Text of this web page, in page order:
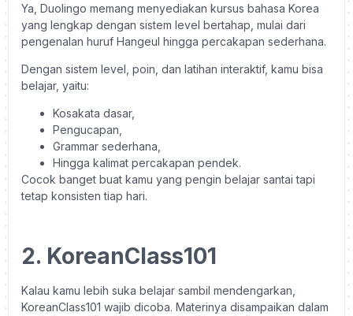
Ya, Duolingo memang menyediakan kursus bahasa Korea
yang lengkap dengan sistem level bertahap, mulai dari
pengenalan huruf Hangeul hingga percakapan sederhana.
Dengan sistem level, poin, dan latihan interaktif, kamu bisa
belajar, yaitu:
Kosakata dasar,
Pengucapan,
Grammar sederhana,
Hingga kalimat percakapan pendek.
Cocok banget buat kamu yang pengin belajar santai tapi
tetap konsisten tiap hari.
2. KoreanClass101
Kalau kamu lebih suka belajar sambil mendengarkan,
KoreanClass101 wajib dicoba. Materinya disampaikan dalam